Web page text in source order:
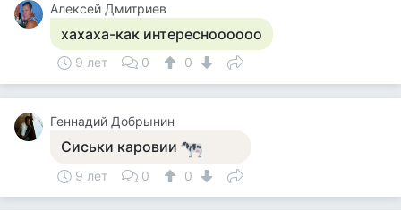
Алексей Дмитриев
хахаха-как интересноооооо
9 лет 0 0
Геннадий Добрынин
Сиськи каровии
9 лет 0 0